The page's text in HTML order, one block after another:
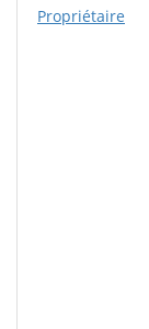
Propriétaire